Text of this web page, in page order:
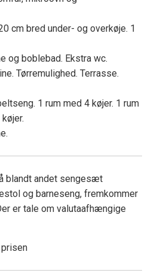
cm bred under- og overkøje. 1
og boblebad. Ekstra wc.
Tørremulighed. Terrasse.
1 rum med 4 køjer. 1 rum
blandt andet sengesæt
og barneseng, fremkommer
er tale om valutaafhængige